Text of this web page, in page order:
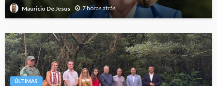
Mauricio De Jesus 7 horas atrás
ÚLTIMAS